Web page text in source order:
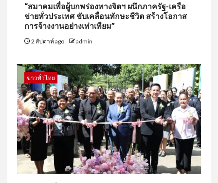
“สมาคมเพื่อผู้บกพร่องทางจิตฯ ผนึกภาครัฐ-เครือ
ข่ายทั่วประเทศ ขับเคลื่อนทักษะชีวิต สร้างโอกาส
การจ้างงานอย่างเท่าเทียม”
2 สัปดาห์ ago admin
ข่าวทั่วไทย